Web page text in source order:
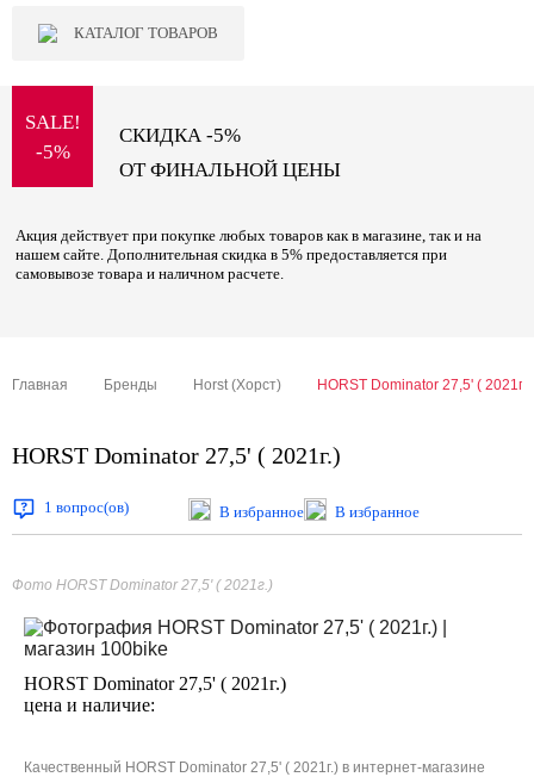
КАТАЛОГ ТОВАРОВ
SALE!
-5%
СКИДКА -5%
ОТ ФИНАЛЬНОЙ ЦЕНЫ
Акция действует при покупке любых товаров как в магазине, так и на
нашем сайте. Дополнительная скидка в 5% предоставляется при
самовывозе товара и наличном расчете.
Главная Бренды Horst (Хорст) HORST Dominator 27,5' ( 2021г.)
HORST Dominator 27,5' ( 2021г.)
1 вопрос(ов) В избранное В избранное
Фото HORST Dominator 27,5' ( 2021г.)
HORST Dominator 27,5' ( 2021г.)
цена и наличие:
Качественный HORST Dominator 27,5' ( 2021г.) в интернет-магазине